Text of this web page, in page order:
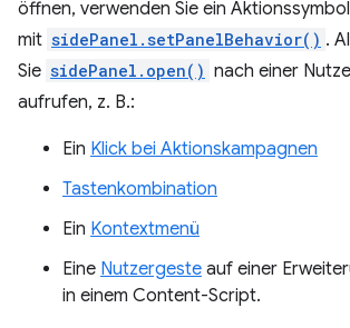
öffnen, verwenden Sie ein
mit sidePanel.setPanelBehavior() .
Sie sidePanel.open() nach einer
aufrufen, z. B.:
Ein Klick bei Aktionskampagnen
Tastenkombination
Ein Kontextmenü
Eine Nutzergeste auf einer
in einem Content-Script.